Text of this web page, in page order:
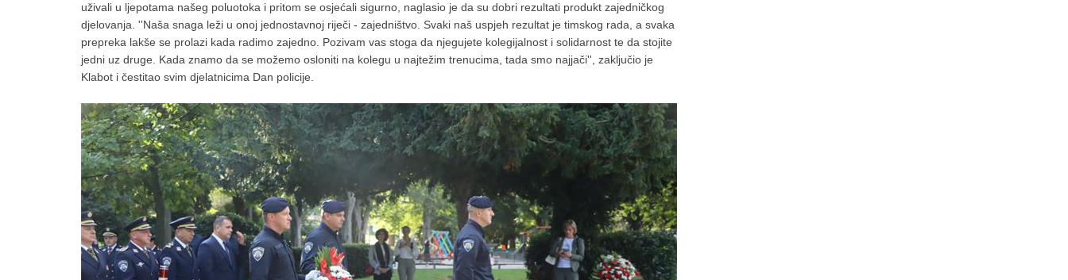
uživali u ljepotama našeg poluotoka i pritom se osjećali sigurno, naglasio je da su dobri rezultati produkt zajedničkog
djelovanja. ''Naša snaga leži u onoj jednostavnoj riječi - zajedništvo. Svaki naš uspjeh rezultat je timskog rada, a svaka
prepreka lakše se prolazi kada radimo zajedno. Pozivam vas stoga da njegujete kolegijalnost i solidarnost te da stojite
jedni uz druge. Kada znamo da se možemo osloniti na kolegu u najtežim trenucima, tada smo najjači'', zaključio je
Klabot i čestitao svim djelatnicima Dan policije.